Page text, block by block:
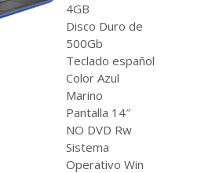
4GB
Disco Duro de
500Gb
Teclado español
Color Azul
Marino
Pantalla 14″
NO DVD Rw
Sistema
Operativo Win